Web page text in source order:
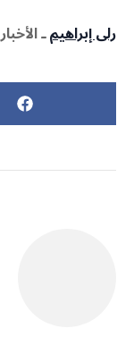
رلى إبراهيمـ الأخبار